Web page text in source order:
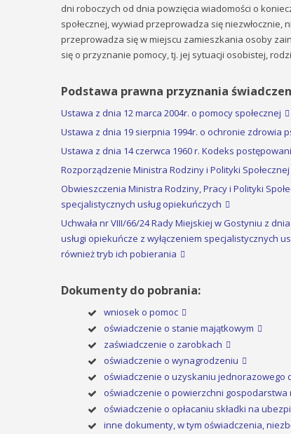
dni roboczych od dnia powzięcia wiadomości o
społecznej, wywiad przeprowadza się
przeprowadza się w miejscu zamieszkania osoby
się o przyznanie pomocy, tj. jej sytuacji osobistej,
Podstawa prawna przyznania
Ustawa z dnia 12 marca 2004r. o pomocy społecznej
Ustawa z dnia 19 sierpnia 1994r. o ochronie zdrowia
Ustawa z dnia 14 czerwca 1960 r. Kodeks
Rozporządzenie Ministra Rodziny i Polityki
Obwieszczenia Ministra Rodziny, Pracy i Polityki
specjalistycznych usług opiekuńczych
Uchwała nr VIII/66/24 Rady Miejskiej w Gostyniu z
usługi opiekuńcze z wyłączeniem specjalistycznych
również tryb ich pobierania
Dokumenty do pobrania:
wniosek o pomoc
oświadczenie o stanie majątkowym
zaświadczenie o zarobkach
oświadczenie o wynagrodzeniu
oświadczenie o uzyskaniu jednorazowego
oświadczenie o powierzchni gospodarstwa
oświadczenie o opłacaniu składki na
inne dokumenty, w tym oświadczenia,